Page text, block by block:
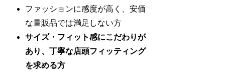
ファッションに感度が高く、安価
な量販品では満足しない方
サイズ・フィット感にこだわりが
あり、丁寧な店頭フィッティング
を求める方